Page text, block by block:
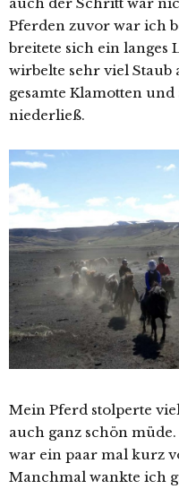
auch der Schritt war
Pferden zuvor war ich
breitete sich ein langes
wirbelte sehr viel Staub
gesamte Klamotten
niederließ.
Mein Pferd stolperte
auch ganz schön
war ein paar mal kurz
Manchmal wankte ich